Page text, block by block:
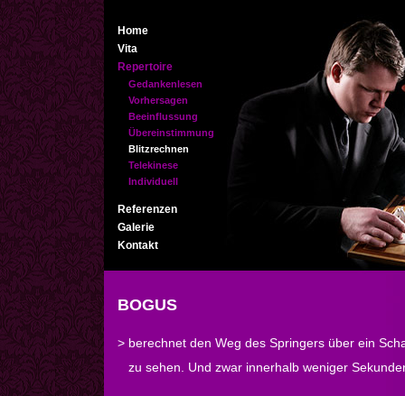
Home
Vita
Repertoire
Gedankenlesen
Vorhersagen
Beeinflussung
Übereinstimmung
Blitzrechnen
Telekinese
Individuell
Referenzen
Galerie
Kontakt
BOGUS
> berechnet den Weg des Springers über ein
zu sehen. Und zwar innerhalb weniger